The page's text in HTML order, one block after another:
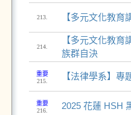
213. 【多元文化教
214.
【多元文化教
族群自決
重要
215.
【法律學系】
重要
216.
2025 花蓮 HSH